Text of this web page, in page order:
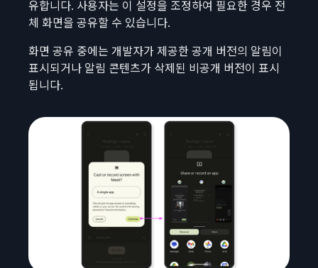
유합니다. 사용자는 이 설정을 조정하여 필요한 경우 전
체 화면을 공유할 수 있습니다.
화면 공유 중에는 개발자가 제공한 공개 버전의 알림이
표시되거나 알림 콘텐츠가 삭제된 비공개 버전이 표시
됩니다.